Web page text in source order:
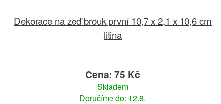
Dekorace na zeď brouk první 10,7 x 2,1 x 10,6 cm
litina
Cena: 75 Kč
Skladem
Doručíme do: 12.8.